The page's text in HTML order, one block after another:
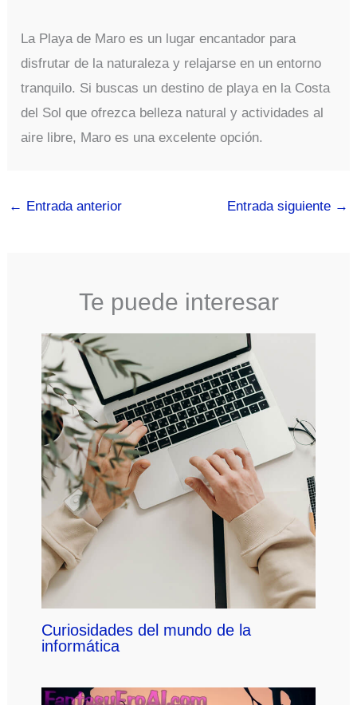
La Playa de Maro es un lugar encantador para
disfrutar de la naturaleza y relajarse en un entorno
tranquilo. Si buscas un destino de playa en la Costa
del Sol que ofrezca belleza natural y actividades al
aire libre, Maro es una excelente opción.
← Entrada anterior Entrada siguiente →
Te puede interesar
Curiosidades del mundo de la
informática